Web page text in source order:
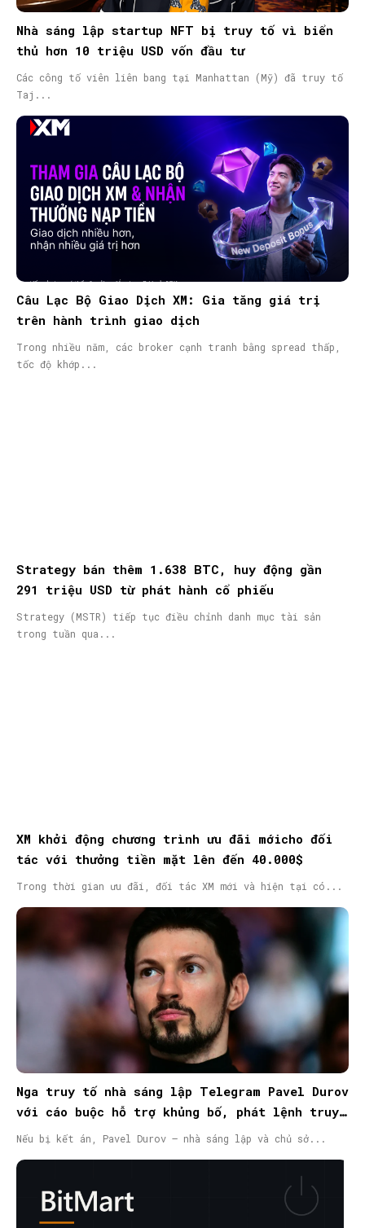
Nhà sáng lập startup NFT bị truy tố vì biển
thủ hơn 10 triệu USD vốn đầu tư
Các công tố viên liên bang tại Manhattan (Mỹ) đã truy tố
Taj...
Câu Lạc Bộ Giao Dịch XM: Gia tăng giá trị
trên hành trình giao dịch
Trong nhiều năm, các broker cạnh tranh bằng spread thấp,
tốc độ khớp...
Strategy bán thêm 1.638 BTC, huy động gần
291 triệu USD từ phát hành cổ phiếu
Strategy (MSTR) tiếp tục điều chỉnh danh mục tài sản
trong tuần qua...
XM khởi động chương trình ưu đãi mớicho đối
tác với thưởng tiền mặt lên đến 40.000$
Trong thời gian ưu đãi, đối tác XM mới và hiện tại có...
Nga truy tố nhà sáng lập Telegram Pavel Durov
với cáo buộc hỗ trợ khủng bố, phát lệnh truy
nã quốc tế
Nếu bị kết án, Pavel Durov – nhà sáng lập và chủ sở...